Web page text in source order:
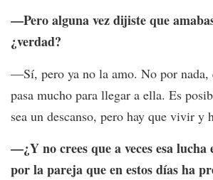
—Pero alguna vez dijiste que
¿verdad?
—Sí, pero ya no la amo. No por nada,
pasa mucho para llegar a ella. Es
sea un descanso, pero hay que vivir y
—¿Y no crees que a veces esa lucha
por la pareja que en estos días ha